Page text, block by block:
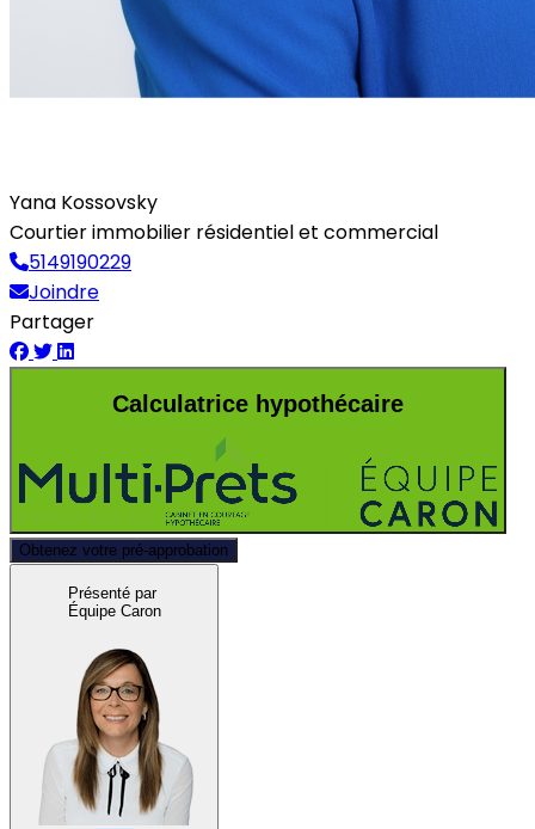
Yana Kossovsky
Courtier immobilier résidentiel et commercial
5149190229
Joindre
Partager
Calculatrice hypothécaire
Obtenez votre pré-approbation
Présenté par
Équipe Caron